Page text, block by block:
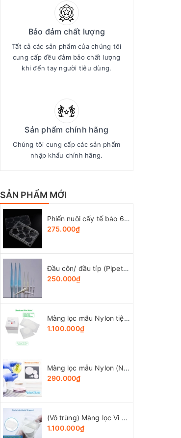
Bảo đảm chất lượng
Tất cả các sản phẩm của chúng tôi
cung cấp đều đảm bảo chất lượng
khi đến tay người tiêu dùng.
Sản phẩm chính hãng
Chúng tôi cung cấp các sản phẩm
nhập khẩu chính hãng.
SẢN PHẨM MỚI
Phiến nuôi cấy tế bào 6 giếng, tiệt trùng 1 cái/túi (Cell Culture Plates), mã 07-6006, Biologix-USA
275.000₫
Đầu côn/ đầu típ (Pipette tips), 10-1250ul, túi 1000 cái, hãng LabSelect
250.000₫
Màng lọc mẫu Nylon tiệt trùng (Ny) đk 47mm/0.22µm-0.45µm, 4x25 chiếc/hộp, hãng Biosharp
1.100.000₫
Màng lọc mẫu Nylon (Ny) đk 13-50mm/0.22µm-0.45µm, 4x25 chiếc/hộp, hãng Biosharp
290.000₫
(Vô trùng) Màng lọc Vi Sinh (MCE), đk 47 và 50mm/0.8μm-0.22µm-0.45μm, 100 chiếc/hộp, Biosharp
1.100.000₫